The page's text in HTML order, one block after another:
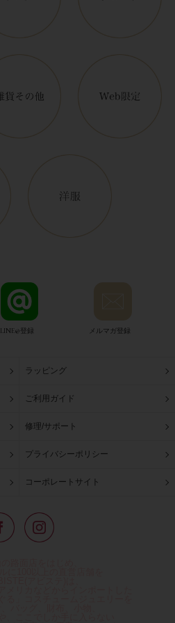
LINE@登録 メルマガ登録
ラッピング
ご利用ガイド
修理/サポート
プライバシーポリシー
コーポレートサイト